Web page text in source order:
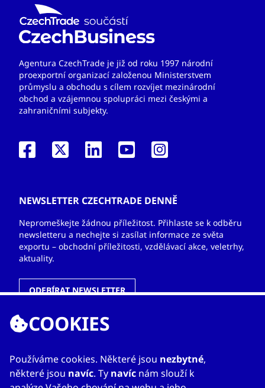
Agentura CzechTrade je již od roku 1997 národní
proexportní organizací založenou Ministerstvem
průmyslu a obchodu s cílem rozvíjet mezinárodní
obchod a vzájemnou spolupráci mezi českými a
zahraničními subjekty.
NEWSLETTER CZECHTRADE DENNĚ
Nepromeškejte žádnou příležitost. Přihlaste se k odběru
newsletteru a nechejte si zasílat informace ze světa
exportu – obchodní příležitosti, vzdělávací akce, veletrhy,
aktuality.
ODEBÍRAT NEWSLETTER
ODKAZY
O nás
COOKIES
Používáme cookies. Některé jsou nezbytné,
některé jsou navíc. Ty navíc nám slouží k